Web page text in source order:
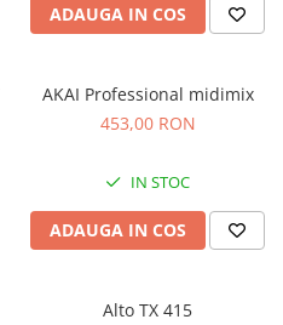
ADAUGA IN COS
AKAI Professional midimix
453,00 RON
IN STOC
ADAUGA IN COS
Alto TX 415